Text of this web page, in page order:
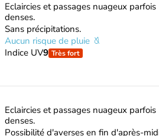
Eclaircies et passages nuageux parfois
denses.
Sans précipitations.
Aucun risque de pluie
Indice UV9 Très fort
Eclaircies et passages nuageux parfois
denses.
Possibilité d'averses en fin d'après-